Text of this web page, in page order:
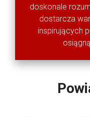
doskonale
dostarcza
inspirujących